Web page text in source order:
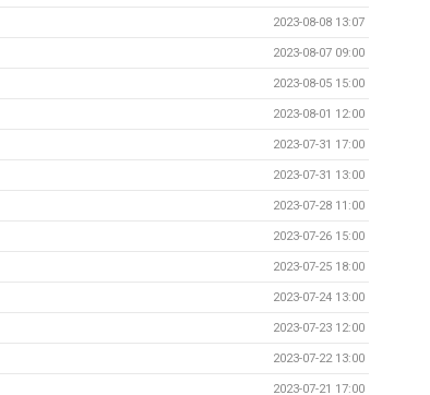
2023-08-08 13:07
2023-08-07 09:00
2023-08-05 15:00
2023-08-01 12:00
2023-07-31 17:00
2023-07-31 13:00
2023-07-28 11:00
2023-07-26 15:00
2023-07-25 18:00
2023-07-24 13:00
2023-07-23 12:00
2023-07-22 13:00
2023-07-21 17:00